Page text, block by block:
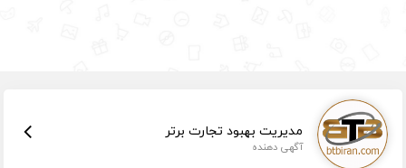
مدیریت بهبود تجارت برتر
آگهی دهنده